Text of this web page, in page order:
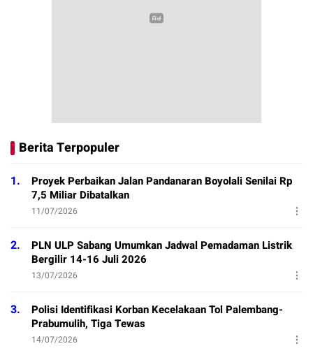
Berita Terpopuler
1.
Proyek Perbaikan Jalan Pandanaran Boyolali Senilai Rp
7,5 Miliar Dibatalkan
11/07/2026
2.
PLN ULP Sabang Umumkan Jadwal Pemadaman Listrik
Bergilir 14-16 Juli 2026
13/07/2026
3.
Polisi Identifikasi Korban Kecelakaan Tol Palembang-
Prabumulih, Tiga Tewas
14/07/2026